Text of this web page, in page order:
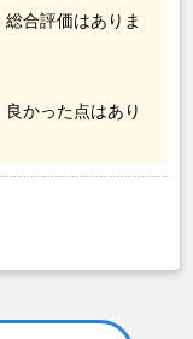
合評価はありま
かった点はあり